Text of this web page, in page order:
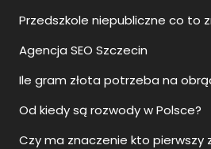
Przedszkole niepubliczne co to
Agencja SEO Szczecin
Ile gram złota potrzeba na
Od kiedy są rozwody w Polsce?
Czy ma znaczenie kto pierwszy